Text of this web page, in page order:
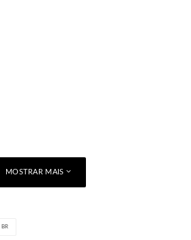
MOSTRAR MAIS